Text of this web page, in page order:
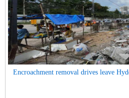
Encroachment removal drives leave